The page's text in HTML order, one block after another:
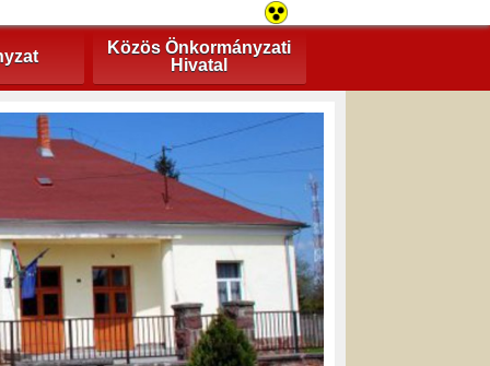
Közös Önkormányzati
Hivatal